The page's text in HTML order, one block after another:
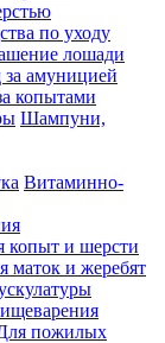
по уходу
лошади
за амуницией
копытами
Шампуни,
Витаминно-
копыт и шерсти
маток и жеребят
пожилых